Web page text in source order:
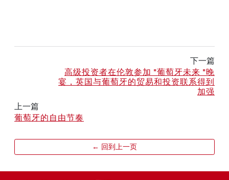
下一篇
高级投资者在伦敦参加 "葡萄牙未来 "晚
宴，英国与葡萄牙的贸易和投资联系得到
加强
上一篇
葡萄牙的自由节奏
← 回到上一页